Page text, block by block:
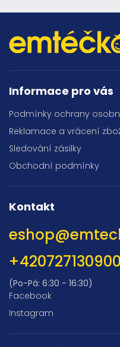
Informace pro vás
Podmínky ochrany
Reklamace a vrácení
Sledování zásilky
Obchodní podmínky
Kontakt
eshop@
+420727130900
(Po-Pá: 6:30 - 16:30)
Facebook
Instagram